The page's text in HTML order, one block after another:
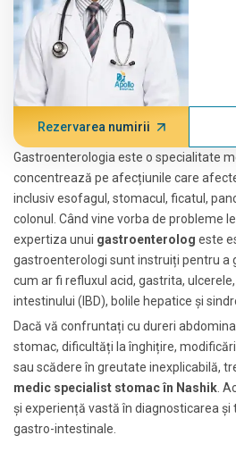
Rezervarea numirii
Gastroenterologia este o specialitate
concentrează pe afecțiunile care
inclusiv esofagul, stomacul, ficatul,
colonul. Când vine vorba de probleme
expertiza unui gastroenterolog este
gastroenterologi sunt instruiți pentru a
cum ar fi refluxul acid, gastrita,
intestinului (IBD), bolile hepatice și
Dacă vă confruntați cu dureri
stomac, dificultăți la înghițire,
sau scădere în greutate inexplicabilă,
medic specialist stomac în Nashik .
și experiență vastă în diagnosticarea
gastro-intestinale.